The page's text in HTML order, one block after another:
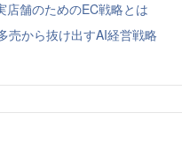
舗のためのEC戦略とは
売から抜け出すAI経営戦略